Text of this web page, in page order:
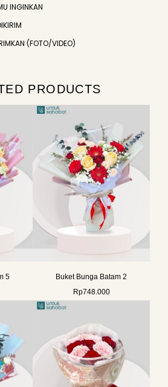
INGINKAN
(FOTO/VIDEO)
PRODUCTS
5
Buket Bunga Batam 2
Rp748.000